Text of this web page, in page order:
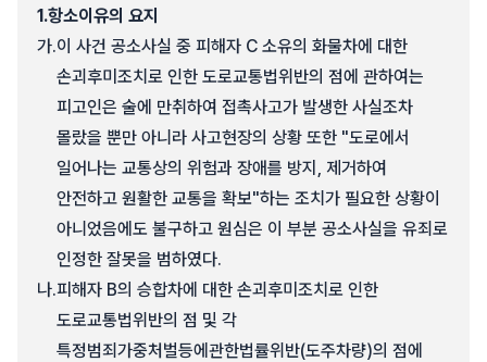
1.항소이유의 요지
가.이 사건 공소사실 중 피해자 C 소유의 화물차에 대한
손괴후미조치로 인한 도로교통법위반의 점에 관하여는
피고인은 술에 만취하여 접촉사고가 발생한 사실조차
몰랐을 뿐만 아니라 사고현장의 상황 또한 "도로에서
일어나는 교통상의 위험과 장애를 방지, 제거하여
안전하고 원활한 교통을 확보"하는 조치가 필요한 상황이
아니었음에도 불구하고 원심은 이 부분 공소사실을 유죄로
인정한 잘못을 범하였다.
나.피해자 B의 승합차에 대한 손괴후미조치로 인한
도로교통법위반의 점 및 각
특정범죄가중처벌등에관한법률위반(도주차량)의 점에